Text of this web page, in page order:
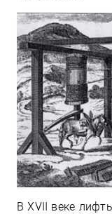
В XVII веке